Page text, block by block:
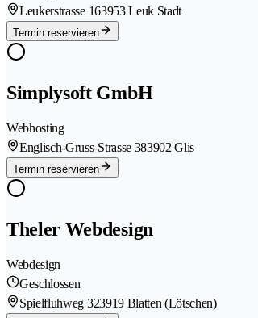
Leukerstrasse 163953 Leuk Stadt
Termin reservieren
Simplysoft GmbH
Webhosting
Englisch-Gruss-Strasse 383902 Glis
Termin reservieren
Theler Webdesign
Webdesign
Geschlossen
Spielfluhweg 323919 Blatten (Lötschen)